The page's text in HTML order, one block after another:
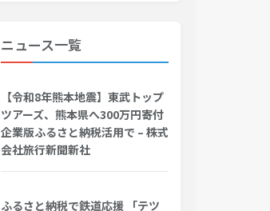
ニュース一覧
【令和8年熊本地震】東武トップ
ツアーズ、熊本県へ300万円寄付
企業版ふるさと納税活用で – 株式
会社旅行新聞新社
ふるさと納税で鉄道応援 「テツ